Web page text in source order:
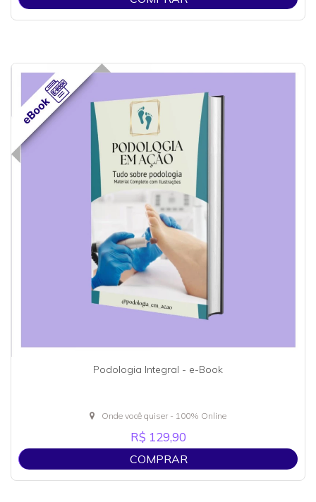
Podologia Integral - e-Book
Onde você quiser - 100% Online
R$ 129,90
COMPRAR